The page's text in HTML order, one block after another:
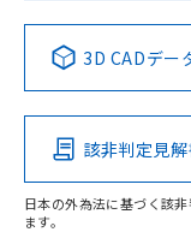
Pb
3D CADデー
該非判定見
日本の外為法に基づく該
ます。